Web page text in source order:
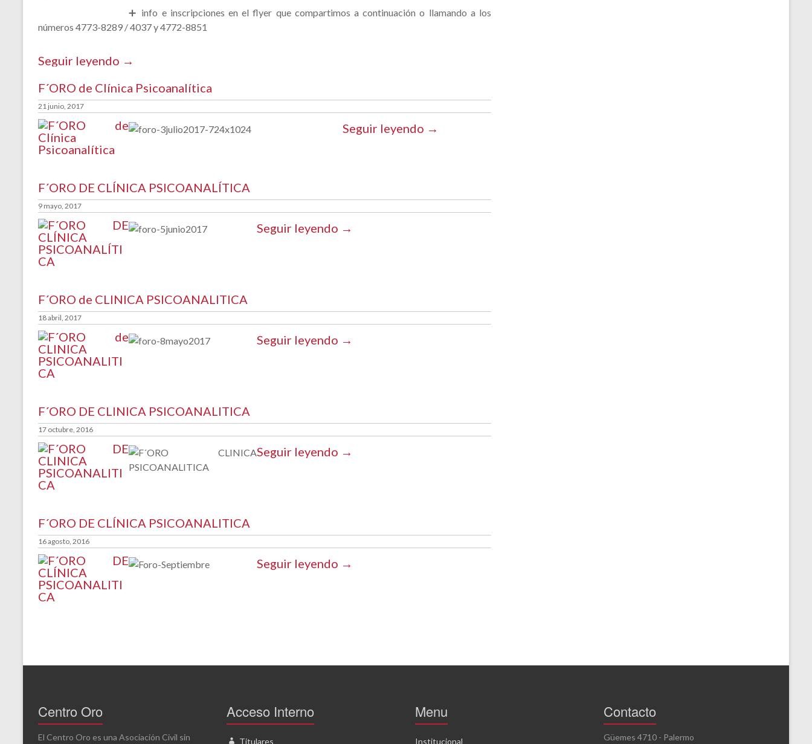
➕ info e inscripciones en el flyer que compartimos a continuación o llamando a los
números 4773-8289 / 4037 y 4772-8851
Seguir leyendo →
F´ORO de Clínica Psicoanalítica
21 junio, 2017
Seguir leyendo →
F´ORO DE CLÍNICA PSICOANALÍTICA
9 mayo, 2017
Seguir leyendo →
F´ORO de CLINICA PSICOANALITICA
18 abril, 2017
Seguir leyendo →
F´ORO DE CLINICA PSICOANALITICA
17 octubre, 2016
Seguir leyendo →
F´ORO DE CLÍNICA PSICOANALITICA
16 agosto, 2016
Seguir leyendo →
Centro Oro
El Centro Oro es una Asociación Civil sin
Acceso Interno
Titulares
Menu
Institucional
Contacto
Güemes 4710 - Palermo